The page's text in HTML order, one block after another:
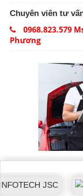
Chuyên viên tư
0968.823.579
Phương